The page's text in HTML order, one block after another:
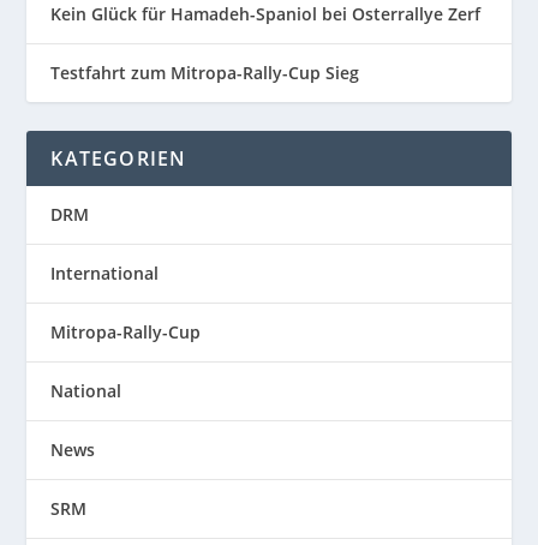
Kein Glück für Hamadeh-Spaniol bei Osterrallye Zerf
Testfahrt zum Mitropa-Rally-Cup Sieg
KATEGORIEN
DRM
International
Mitropa-Rally-Cup
National
News
SRM